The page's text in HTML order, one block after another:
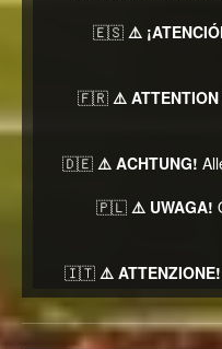
🇪🇸 ⚠️
🇫🇷 ⚠️
🇩🇪 ⚠️ ACHTUNG!
🇵🇱 ⚠️ UWAGA!
🇮🇹 ⚠️ ATTENZIONE!